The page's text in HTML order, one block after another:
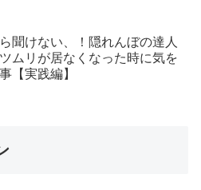
聞けない、！隠れんぼの達人
ムリが居なくなった時に気を
【実践編】